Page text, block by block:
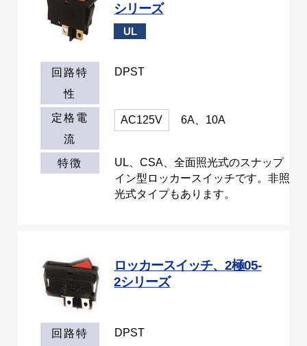
シリーズ
UL
回路特
性
DPST
定格電
流
AC125V 6A、10A
特徴
UL、CSA、全面照光式のスナップ
イン型ロッカースイッチです。非照
光式タイプもあります。
ロッカースイッチ、2極05-
2シリーズ
回路特
DPST